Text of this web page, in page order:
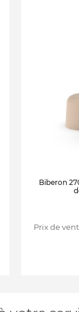
Biberon
Prix de